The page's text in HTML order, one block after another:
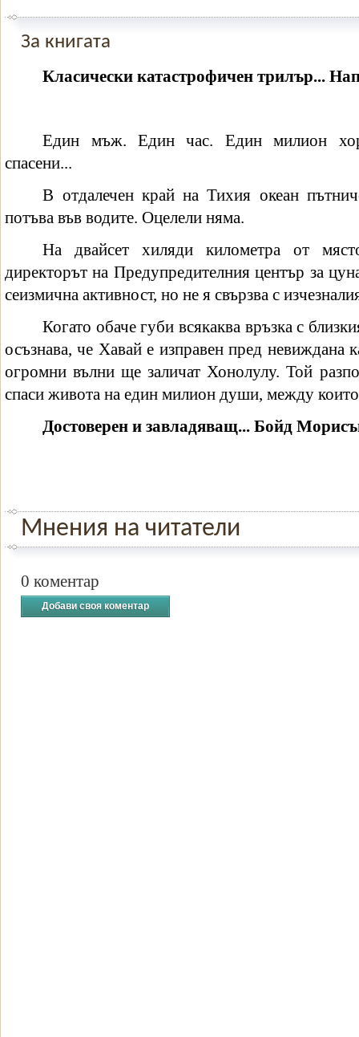
За книгата
Класически катастрофичен трилър...
Един мъж. Един час. Един милион
спасени...
В отдалечен край на Тихия океан
потъва във водите. Оцелели няма.
На двайсет хиляди километра от
директорът на Предупредителния център за
сеизмична активност, но не я свързва с
Когато обаче губи всякаква връзка с
осъзнава, че Хавай е изправен пред невиждана
огромни вълни ще заличат Хонолулу. Той
спаси живота на един милион души, между
Достоверен и завладяващ... Бойд
Мнения на читатели
0 коментар
Добави своя коментар